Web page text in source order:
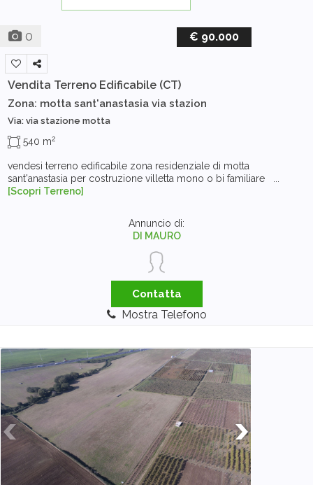
0 € 90.000
Vendita Terreno Edificabile (CT)
Zona: motta sant'anastasia via stazion
Via: via stazione motta
540 m2
vendesi terreno edificabile zona residenziale di motta
sant'anastasia per costruzione villetta mono o bi familiare ...
[Scopri Terreno]
Annuncio di:
DI MAURO
Contatta
Mostra Telefono